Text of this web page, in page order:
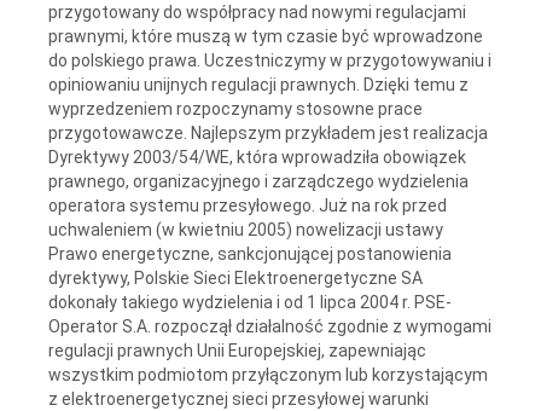
przygotowany do współpracy nad nowymi regulacjami
prawnymi, które muszą w tym czasie być wprowadzone
do polskiego prawa. Uczestniczymy w przygotowywaniu i
opiniowaniu unijnych regulacji prawnych. Dzięki temu z
wyprzedzeniem rozpoczynamy stosowne prace
przygotowawcze. Najlepszym przykładem jest realizacja
Dyrektywy 2003/54/WE, która wprowadziła obowiązek
prawnego, organizacyjnego i zarządczego wydzielenia
operatora systemu przesyłowego. Już na rok przed
uchwaleniem (w kwietniu 2005) nowelizacji ustawy
Prawo energetyczne, sankcjonującej postanowienia
dyrektywy, Polskie Sieci Elektroenergetyczne SA
dokonały takiego wydzielenia i od 1 lipca 2004 r. PSE-
Operator S.A. rozpoczął działalność zgodnie z wymogami
regulacji prawnych Unii Europejskiej, zapewniając
wszystkim podmiotom przyłączonym lub korzystającym
z elektroenergetycznej sieci przesyłowej warunki